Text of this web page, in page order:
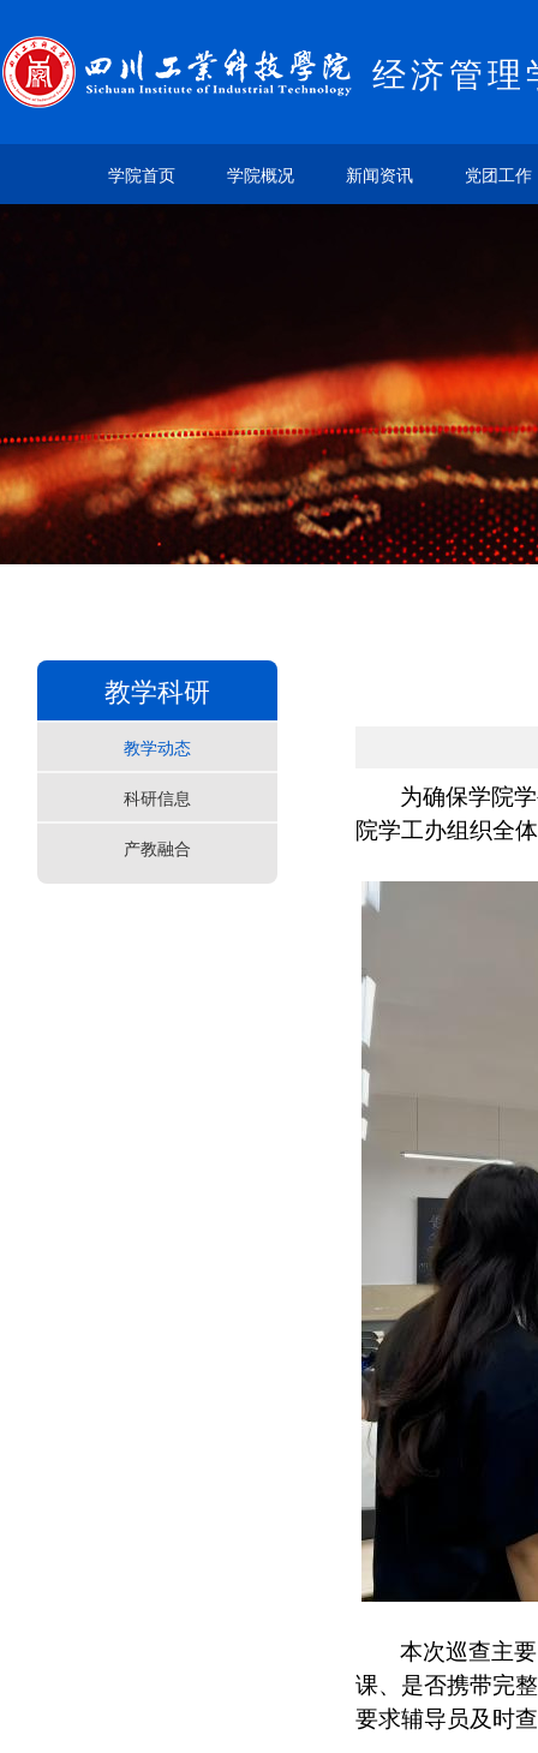
经济管理
学院首页 学院概况 新闻资讯 党团工作
教学科研
教学动态
科研信息
产教融合
为确保学院
院学工办组织全
本次巡查主
课、是否携带完
要求辅导员及时